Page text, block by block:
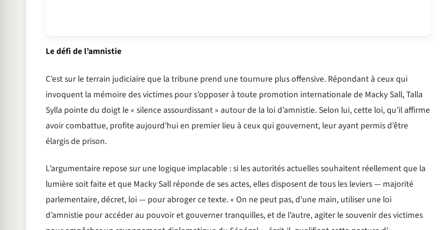
Le défi de l’amnistie
C’est sur le terrain judiciaire que la tribune prend une tournure plus offensive. Répondant à ceux qui
invoquent la mémoire des victimes pour s’opposer à toute promotion internationale de Macky Sall, Talla
Sylla pointe du doigt le « silence assourdissant » autour de la loi d’amnistie. Selon lui, cette loi, qu’il affirme
avoir combattue, profite aujourd’hui en premier lieu à ceux qui gouvernent, leur ayant permis d’être
élargis de prison.
L’argumentaire repose sur une logique implacable : si les autorités actuelles souhaitent réellement que la
lumière soit faite et que Macky Sall réponde de ses actes, elles disposent de tous les leviers — majorité
parlementaire, décret, loi — pour abroger ce texte. « On ne peut pas, d’une main, utiliser une loi
d’amnistie pour accéder au pouvoir et gouverner tranquilles, et de l’autre, agiter le souvenir des victimes